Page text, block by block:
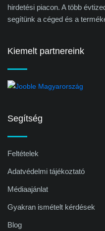
hirdetési piacon. A több
segítünk a céged és a
Kiemelt partnereink
Segítség
Feltételek
Adatvédelmi tájékoztató
Médiaajánlat
Gyakran ismételt kérdések
Blog